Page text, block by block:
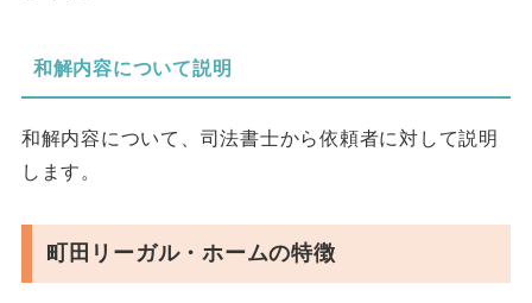
和解内容について説明
和解内容について、司法書士から依頼者に対して説明
します。
町田リーガル・ホームの特徴